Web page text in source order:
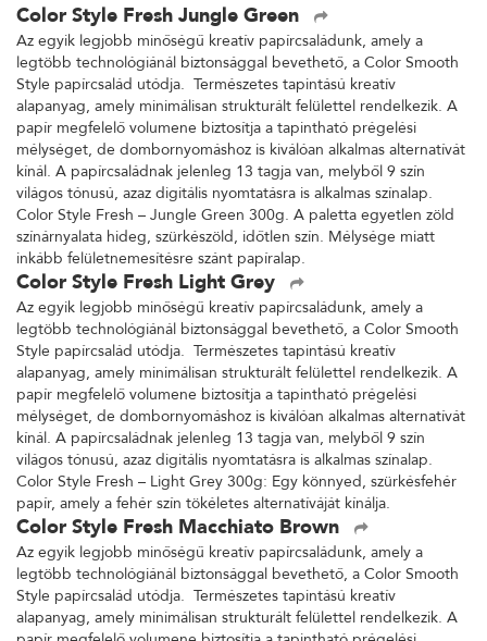
Color Style Fresh Jungle Green
Az egyik legjobb minőségű kreatív papírcsaládunk, amely a
legtöbb technológiánál biztonsággal bevethető, a Color Smooth
Style papírcsalád utódja. Természetes tapintású kreatív
alapanyag, amely minimálisan strukturált felülettel rendelkezik. A
papír megfelelő volumene biztosítja a tapintható prégelési
mélységet, de dombornyomáshoz is kiválóan alkalmas alternatívát
kínál. A papírcsaládnak jelenleg 13 tagja van, melyből 9 szín
világos tónusú, azaz digitális nyomtatásra is alkalmas színalap.
Color Style Fresh – Jungle Green 300g. A paletta egyetlen zöld
színárnyalata hideg, szürkészöld, időtlen szín. Mélysége miatt
inkább felületnemesítésre szánt papíralap.
Color Style Fresh Light Grey
Az egyik legjobb minőségű kreatív papírcsaládunk, amely a
legtöbb technológiánál biztonsággal bevethető, a Color Smooth
Style papírcsalád utódja. Természetes tapintású kreatív
alapanyag, amely minimálisan strukturált felülettel rendelkezik. A
papír megfelelő volumene biztosítja a tapintható prégelési
mélységet, de dombornyomáshoz is kiválóan alkalmas alternatívát
kínál. A papírcsaládnak jelenleg 13 tagja van, melyből 9 szín
világos tónusú, azaz digitális nyomtatásra is alkalmas színalap.
Color Style Fresh – Light Grey 300g: Egy könnyed, szürkésfehér
papír, amely a fehér szín tökéletes alternatíváját kínálja.
Color Style Fresh Macchiato Brown
Az egyik legjobb minőségű kreatív papírcsaládunk, amely a
legtöbb technológiánál biztonsággal bevethető, a Color Smooth
Style papírcsalád utódja. Természetes tapintású kreatív
alapanyag, amely minimálisan strukturált felülettel rendelkezik. A